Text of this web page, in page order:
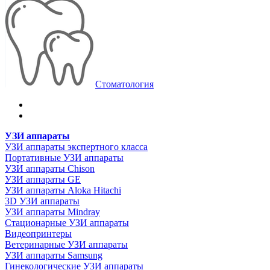
Стоматология
УЗИ аппараты
УЗИ аппараты экспертного класса
Портативные УЗИ аппараты
УЗИ аппараты Chison
УЗИ аппараты GE
УЗИ аппараты Aloka Hitachi
3D УЗИ аппараты
УЗИ аппараты Mindray
Стационарные УЗИ аппараты
Видеопринтеры
Ветеринарные УЗИ аппараты
УЗИ аппараты Samsung
Гинекологические УЗИ аппараты